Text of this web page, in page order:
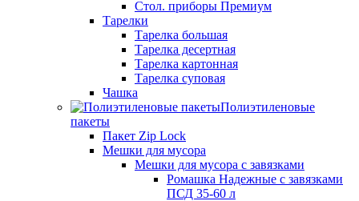
Стол. приборы Премиум
Тарелки
Тарелка большая
Тарелка десертная
Тарелка картонная
Тарелка суповая
Чашка
Полиэтиленовые
пакеты
Пакет Zip Lock
Мешки для мусора
Мешки для мусора с завязками
Ромашка Надежные с завязками
ПСД 35-60 л